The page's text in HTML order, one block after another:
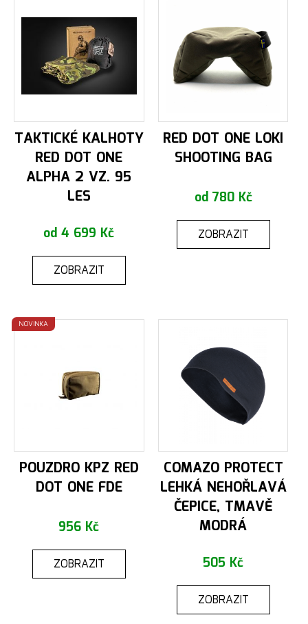
TAKTICKÉ KALHOTY
RED DOT ONE
ALPHA 2 VZ. 95
LES
od 4 699 Kč
ZOBRAZIT
RED DOT ONE LOKI
SHOOTING BAG
od 780 Kč
ZOBRAZIT
NOVINKA
POUZDRO KPZ RED
DOT ONE FDE
956 Kč
ZOBRAZIT
COMAZO PROTECT
LEHKÁ NEHOŘLAVÁ
ČEPICE, TMAVĚ
MODRÁ
505 Kč
ZOBRAZIT